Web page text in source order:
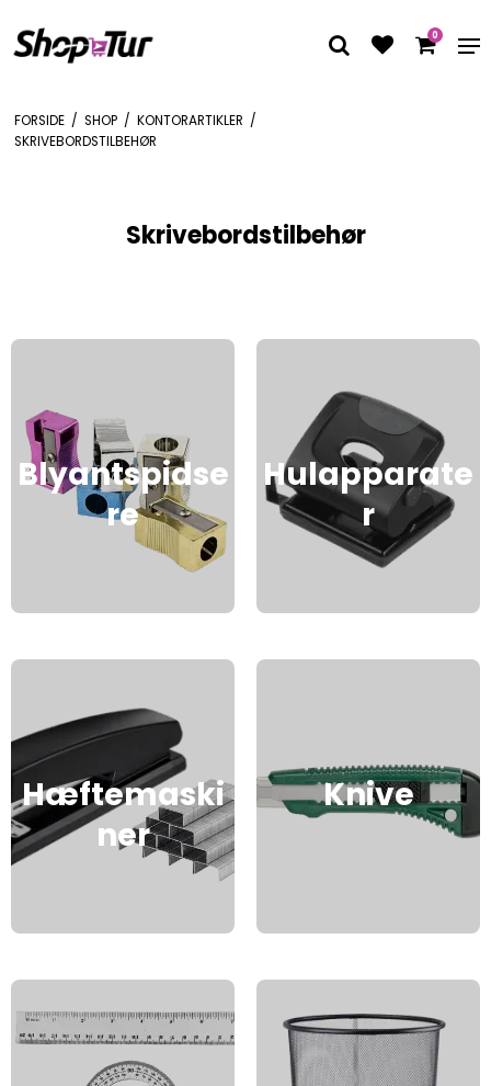
0
FORSIDE / SHOP / KONTORARTIKLER /
SKRIVEBORDSTILBEHØR
Skrivebordstilbehør
Blyantspidse
re
Hulapparate
r
Hæftemaski
ner
Knive